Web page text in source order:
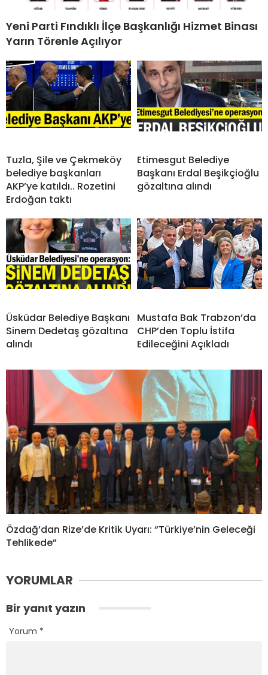
Yeni Parti Fındıklı İlçe Başkanlığı Hizmet Binası
Yarın Törenle Açılıyor
Tuzla, Şile ve Çekmeköy
belediye başkanları
AKP’ye katıldı.. Rozetini
Erdoğan taktı
Etimesgut Belediye
Başkanı Erdal Beşikçioğlu
gözaltına alındı
Üsküdar Belediye Başkanı
Sinem Dedetaş gözaltına
alındı
Mustafa Bak Trabzon’da
CHP’den Toplu İstifa
Edileceğini Açıkladı
Özdağ’dan Rize’de Kritik Uyarı: “Türkiye’nin Geleceği
Tehlikede”
YORUMLAR
Bir yanıt yazın
Yorum *